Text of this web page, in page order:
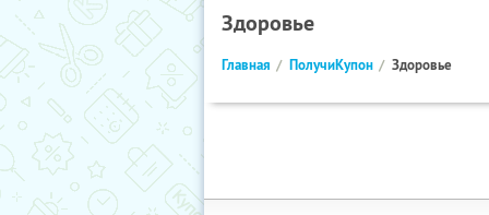
Здоровье
Главная ПолучиКупон Здоровье